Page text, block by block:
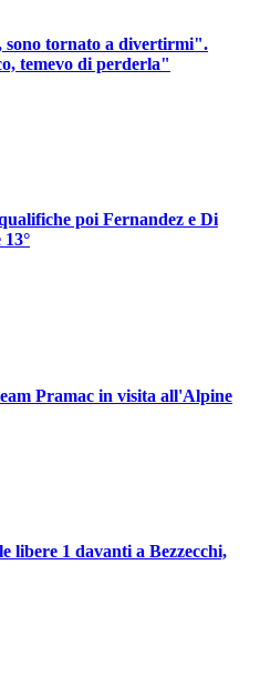
sono tornato a divertirmi".
temevo di perderla"
poi Fernandez e Di
Pramac in visita all'Alpine
libere 1 davanti a Bezzecchi,